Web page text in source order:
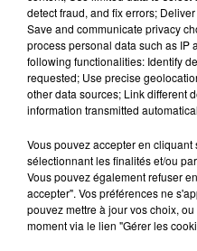
detect fraud, and fix errors;
Save and communicate privacy
process personal data such as IP
following functionalities: Identify
requested; Use precise
other data sources; Link different
information transmitted
Vous pouvez accepter en cliquant
sélectionnant les finalités et/ou
Vous pouvez également refuser
accepter". Vos préférences ne
pouvez mettre à jour vos choix,
moment via le lien "Gérer les